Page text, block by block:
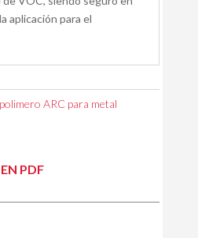
aplicación para el
ARC para metal
PDF